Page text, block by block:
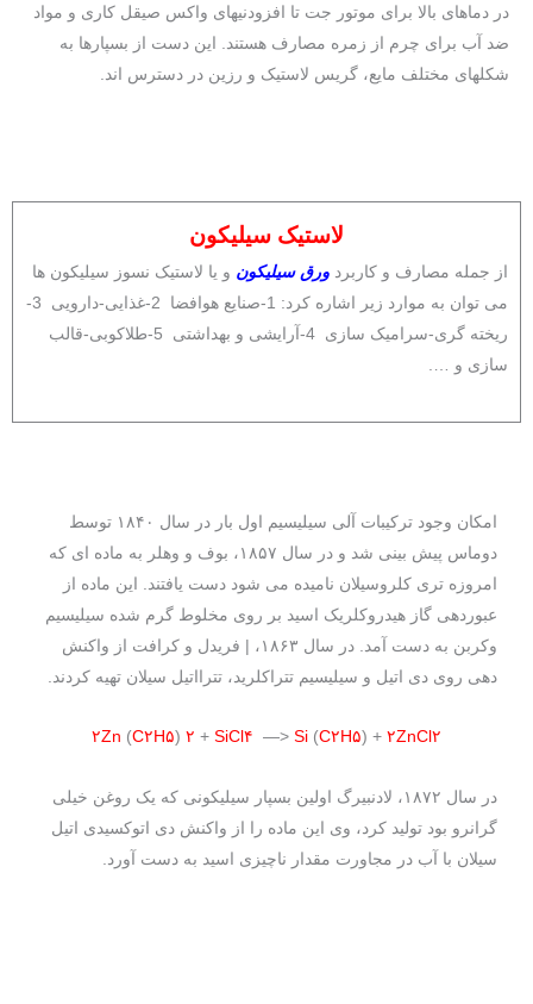
در دماهای بالا برای موتور جت تا افزودنیهای واکس صیقل کاری و مواد
ضد آب برای چرم از زمره مصارف هستند. این دست از بسپارها به
شکلهای مختلف مایع، گریس لاستیک و رزین در دسترس اند.
لاستیک سیلیکون
از جمله مصارف و کاربرد ورق سیلیکون و یا لاستیک نسوز سیلیکون ها
می توان به موارد زیر اشاره کرد: 1-صنایع هوافضا 2-غذایی-دارویی 3-
ریخته گری-سرامیک سازی 4-آرایشی و بهداشتی 5-طلاکوبی-قالب
سازی و ….
امکان وجود ترکیبات آلی سیلیسیم اول بار در سال ۱۸۴۰ توسط
دوماس پیش بینی شد و در سال ۱۸۵۷، بوف و وهلر به ماده ای که
امروزه تری کلروسيلان نامیده می شود دست یافتند. این ماده از
عبوردهی گاز هیدروکلریک اسید بر روی مخلوط گرم شده سیلیسیم
وکربن به دست آمد. در سال ۱۸۶۳، | فریدل و کرافت از واکنش
دهی روی دی اتیل و سیلیسیم تتراکلرید، تترااتیل سیلان تهیه کردند.
۲Zn (C۲H۵) ۲ + SiCl۴ —> Si (C۲H۵) + ۲ZnCl۲
در سال ۱۸۷۲، لادنبیرگ اولین بسپار سیلیکونی که یک روغن خیلی
گرانرو بود تولید کرد، وی این ماده را از واکنش دی اتوکسیدی اتیل
سیلان با آب در مجاورت مقدار ناچیزی اسید به دست آورد.